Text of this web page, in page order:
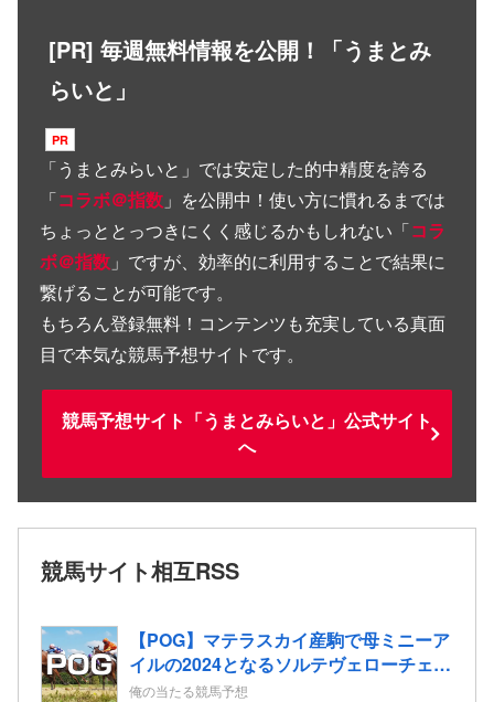
[PR] 毎週無料情報を公開！「うまとみ
らいと」
「うまとみらいと 」では安定した的中精度を誇る
「コラボ＠指数 」を公開中！使い方に慣れるまでは
ちょっととっつきにくく感じるかもしれない「コラ
ボ＠指数 」ですが、効率的に利用することで結果に
繋げることが可能です。
もちろん登録無料！コンテンツも充実している真面
目で本気な競馬予想サイトです。
競馬予想サイト「うまとみらいと」公式サイト
へ
競馬サイト相互RSS
【POG】マテラスカイ産駒で母ミニーア
イルの2024となるソルテヴェローチェの
2歳情報
俺の当たる競馬予想